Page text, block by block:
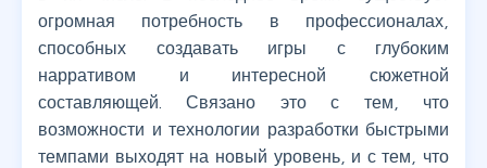
огромная потребность в профессионалах,
способных создавать игры с глубоким
нарративом и интересной сюжетной
составляющей. Связано это с тем, что
возможности и технологии разработки быстрыми
темпами выходят на новый уровень, и с тем, что